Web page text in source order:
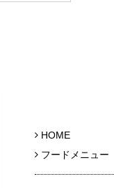
HOME
フードメニュー